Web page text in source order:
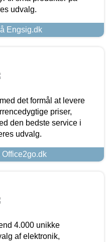
udvalg.
Engsig.dk
det formål at levere
priser,
den bedste service i
udvalg.
4.000 unikke
af elektronik,